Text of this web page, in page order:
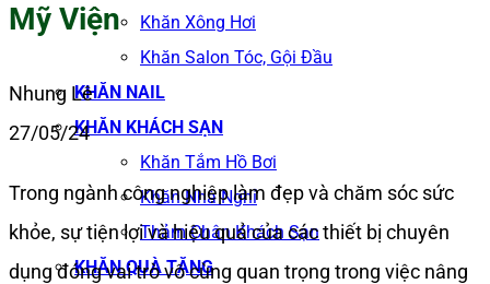
Khăn Xông Hơi
Khăn Salon Tóc, Gội Đầu
KHĂN NAIL
KHĂN KHÁCH SẠN
Khăn Tắm Hồ Bơi
Khăn Nhà Nghỉ
Thảm Chân Khách Sạn
KHĂN QUÀ TẶNG
Mỹ Viện
Nhung Lê
27/05/24
Trong ngành công nghiệp làm đẹp và chăm sóc sức
khỏe, sự tiện lợi và hiệu quả của các thiết bị chuyên
dụng đóng vai trò vô cùng quan trọng trong việc nâng